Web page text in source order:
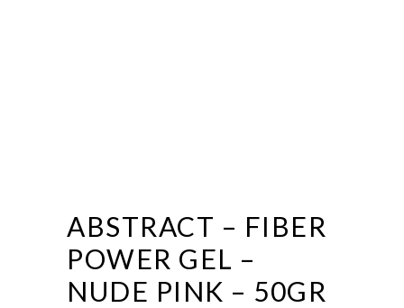
ABSTRACT – FIBER
POWER GEL –
NUDE PINK – 50GR